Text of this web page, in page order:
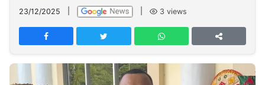
Network
PT
TREETAN
MULTIMEDIA
INDONESIA
23/12/2025 3 views